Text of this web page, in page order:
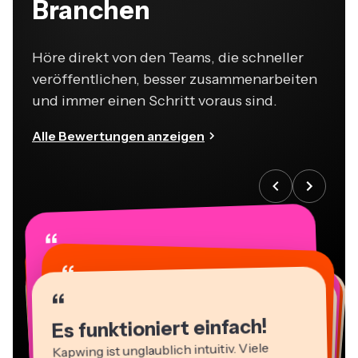
Branchen
Höre direkt von den Teams, die schneller
veröffentlichen, besser zusammenarbeiten
und immer einen Schritt voraus sind.
Alle Bewertungen anzeigen
“
Es funktioniert einfach!
Kapwing ist unglaublich intuitiv. Viele
“
“
“
“
“
“